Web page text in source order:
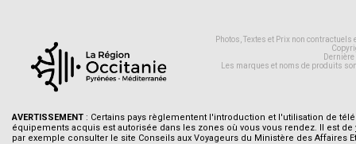
Photos, Textes et Prix non
Les marques et noms de produits
AVERTISSEMENT : Certains pays règlementent l'introduction et l'utilisation de
équipements acquis est autorisée dans les zones où vous vous rendez. Il est de
par exemple consulter le site Conseils aux Voyageurs du Ministère des Affaires